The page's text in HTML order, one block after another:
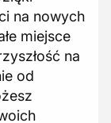
na nowych
miejsce
na
od